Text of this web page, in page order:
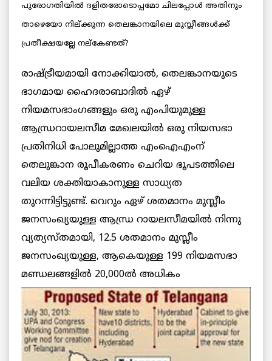
പുരോഗതിയില്‍ ദളിതരോടൊപ്പമോ ചിലപ്പോള്‍ അതിനും
താഴെയോ നില്ക്കുന്ന തെലങ്കാനയിലെ മുസ്ലീങ്ങള്‍ക്ക്
പ്രതീക്ഷയല്ലേ നല്‌കേണ്ടത്?
രാഷ്ട്രീയമായി നോക്കിയാല്‍, തെലങ്കാനയുടെ
ഭാഗമായ ഹൈദരാബാദില്‍ ഏഴ്
നിയമസഭാംഗങ്ങളും ഒരു എംപിയുമുള്ള
ആന്ധ്രറായലസീമ മേഖലയില്‍ ഒരു നിയസഭാ
പ്രതിനിധി പോലുമില്ലാത്ത എംഐഎംന്
തെലുങ്കാന രൂപീകരണം ചെറിയ ഭൂപടത്തിലെ
വലിയ ശക്തിയാകാനുള്ള സാധ്യത
തുറന്നിട്ടിട്ടുണ്ട്. വെറും ഏഴ് ശതമാനം മുസ്ലീം
ജനസംഖ്യയുള്ള ആന്ധ്ര റായലസീമയില്‍ നിന്നു
വ്യത്യസ്തമായി, 12.5 ശതമാനം മുസ്ലീം
ജനസംഖ്യയുള്ള, ആകെയുള്ള 199 നിയമസഭാ
മണ്ഡലങ്ങളില്‍ 20,000ല്‍ അധികം